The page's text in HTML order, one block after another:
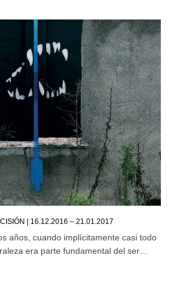
| 16.12.2016 – 21.01.2017
años, cuando implícitamente casi todo
era parte fundamental del ser…